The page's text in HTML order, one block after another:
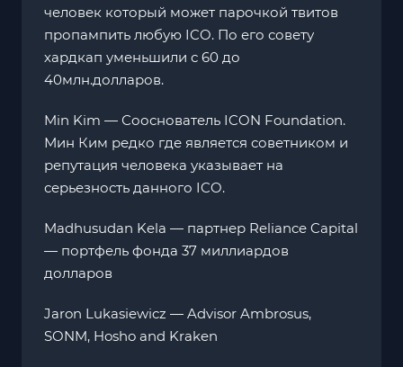
человек который может парочкой твитов
пропампить любую ICO. По его совету
хардкап уменьшили с 60 до
40млн.долларов.
Min Kim — Сооснователь ICON Foundation.
Мин Ким редко где является советником и
репутация человека указывает на
серьезность данного ICO.
Madhusudan Kela — партнер Reliance Capital
— портфель фонда 37 миллиардов
долларов
Jaron Lukasiewicz — Advisor Ambrosus,
SONM, Hosho and Kraken